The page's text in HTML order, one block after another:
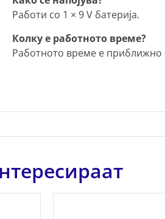
Работи со 1 × 9 V батерија.
Колку е работното време?
Работното време е приближно